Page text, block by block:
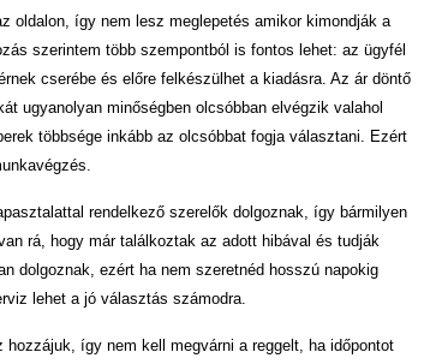
oldalon, így nem lesz meglepetés amikor kimondják a
szerintem több szempontból is fontos lehet: az ügyfél
cserébe és előre felkészülhet a kiadásra. Az ár döntő
ugyanolyan minőségben olcsóbban elvégzik valahol
többsége inkább az olcsóbbat fogja választani. Ezért
rendelkező szerelők dolgoznak, így bármilyen
rá, hogy már találkoztak az adott hibával és tudják
dolgoznak, ezért ha nem szeretnéd hosszú napokig
lehet a jó választás számodra.
hozzájuk, így nem kell megvárni a reggelt, ha időpontot